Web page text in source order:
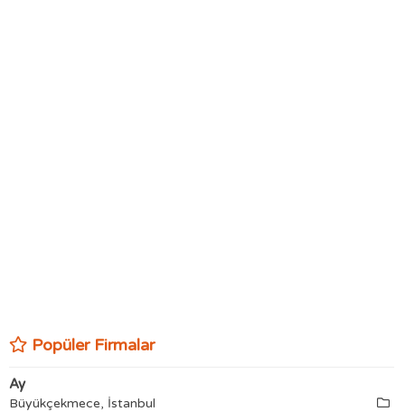
Popüler Firmalar
Ay
Büyükçekmece, İstanbul